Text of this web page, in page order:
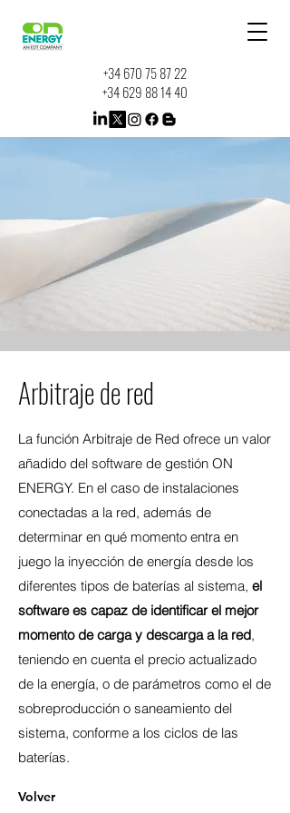
+34 670 75 87 22
+34 629 88 14 40
Arbitraje de red
La función Arbitraje de Red ofrece un valor
añadido del software de gestión ON
ENERGY. En el caso de instalaciones
conectadas a la red, además de
determinar en qué momento entra en
juego la inyección de energía desde los
diferentes tipos de baterías al sistema, el
software es capaz de identificar el mejor
momento de carga y descarga a la red,
teniendo en cuenta el precio actualizado
de la energía, o de parámetros como el de
sobreproducción o saneamiento del
sistema, conforme a los ciclos de las
baterías.
Volver